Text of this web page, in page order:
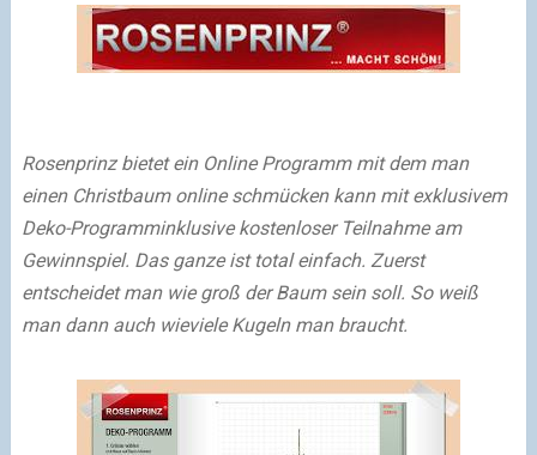
Rosenprinz bietet ein Online Programm mit dem man
einen Christbaum online schmücken kann mit exklusivem
Deko-Programminklusive kostenloser Teilnahme am
Gewinnspiel. Das ganze ist total einfach. Zuerst
entscheidet man wie groß der Baum sein soll. So weiß
man dann auch wieviele Kugeln man braucht.